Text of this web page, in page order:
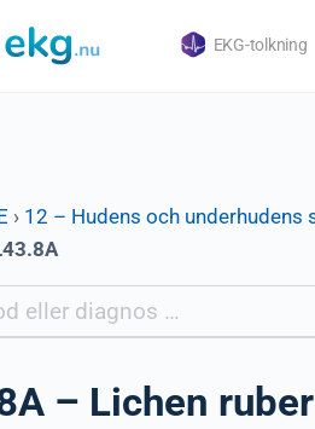
EKG-tolkning
› 12 – Hudens och underhudens
– Lichen